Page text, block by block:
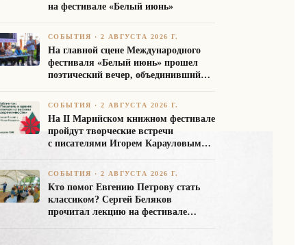
на фестивале «Белый июнь»
СОБЫТИЯ ·2 АВГУСТА 2026 Г.
На главной сцене Международного
фестиваля «Белый июнь» прошел
поэтический вечер, объединивший
СОБЫТИЯ ·2 АВГУСТА 2026 Г.
На II Марийском книжном фестивале
пройдут творческие встречи
с писателями Игорем Карауловым
СОБЫТИЯ ·2 АВГУСТА 2026 Г.
Кто помог Евгению Петрову стать
классиком? Сергей Беляков
прочитал лекцию на фестивале